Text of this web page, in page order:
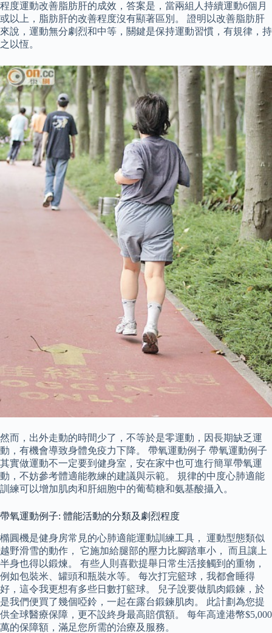
程度運動改善脂肪肝的成效，答案是，當兩組人持續運動6個月
或以上，脂肪肝的改善程度沒有顯著區別。 證明以改善脂肪肝
來說，運動無分劇烈和中等，關鍵是保持運動習慣，有規律，持
之以恆。
然而，出外走動的時間少了，不等於是零運動，因長期缺乏運
動，有機會導致身體免疫力下降。 帶氧運動例子 帶氧運動例子
其實做運動不一定要到健身室，安在家中也可進行簡單帶氧運
動，不妨參考體適能教練的建議與示範。 規律的中度心肺適能
訓練可以增加肌肉和肝細胞中的葡萄糖和氨基酸攝入。
帶氧運動例子: 體能活動的分類及劇烈程度
橢圓機是健身房常見的心肺適能運動訓練工具， 運動型態類似
越野滑雪的動作， 它施加給腿部的壓力比腳踏車小， 而且讓上
半身也得以鍛煉。 有些人則喜歡提舉日常生活接觸到的重物，
例如包裝米、罐頭和瓶裝水等。 每次打完籃球，我都會睡得
好，這令我更想有多些日數打籃球。 兒子說要做肌肉鍛鍊，於
是我們便買了幾個啞鈴，一起在露台鍛鍊肌肉。 此計劃為您提
供全球醫療保障，更不設終身最高賠償額。 每年高達港幣$5,000
萬的保障額，滿足您所需的治療及服務。